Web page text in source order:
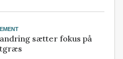
sætter fokus på